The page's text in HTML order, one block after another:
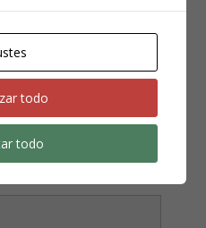
«La primera
* son obligatorios
todo
todo